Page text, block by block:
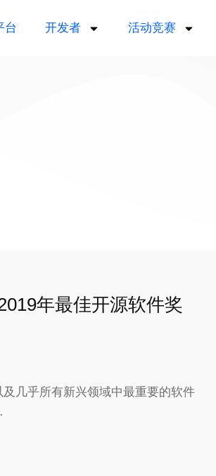
台 开发者 活动竞赛
年最佳开源软件奖
几乎所有新兴领域中最重要的软件